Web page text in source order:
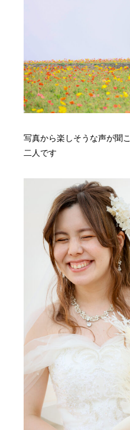
写真から楽しそうな声が聞
二人です